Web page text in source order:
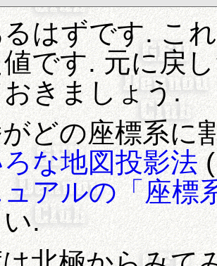
はずです. こ
です. 元に戻
きましょう.
どの座標系に
な地図投影法(
アルの「座標
.